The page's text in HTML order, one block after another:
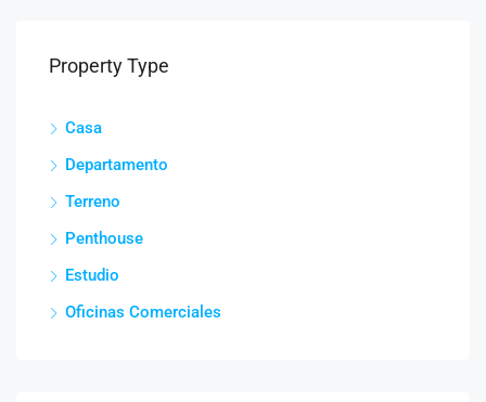
Property Type
Casa
Departamento
Terreno
Penthouse
Estudio
Oficinas Comerciales